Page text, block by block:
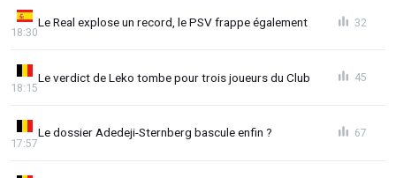
Le Real explose un record, le PSV frappe également
18:30
32
Le verdict de Leko tombe pour trois joueurs du Club
18:15
45
Le dossier Adedeji-Sternberg bascule enfin ?
17:57
67